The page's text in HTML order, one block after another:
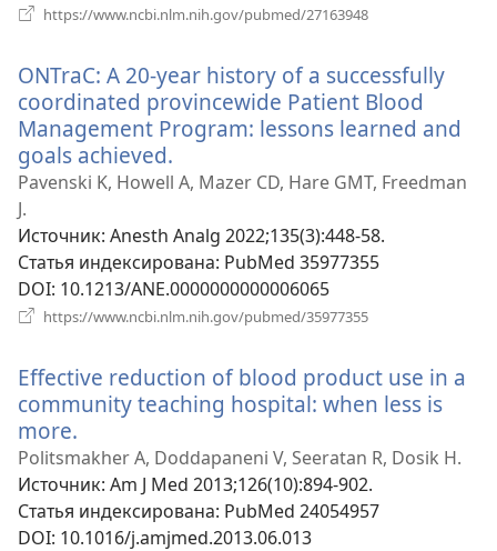
https://www.ncbi.nlm.nih.gov/pubmed/27163948
окне)
ONTraC: A 20-year history of a successfully
coordinated provincewide Patient Blood
Management Program: lessons learned and
goals achieved.
в
окне)
Pavenski K, Howell A, Mazer CD, Hare GMT, Freedman
J.
Источник‎: Anesth Analg 2022;135(3):448-58.
Статья индексирована‎: PubMed 35977355
DOI‎: 10.1213/ANE.0000000000006065
https://www.ncbi.nlm.nih.gov/pubmed/35977355
окне)
Effective reduction of blood product use in a
community teaching hospital: when less is
more.
в
новом
окне)
Politsmakher A, Doddapaneni V, Seeratan R, Dosik H.
Источник‎: Am J Med 2013;126(10):894-902.
Статья индексирована‎: PubMed 24054957
DOI‎: 10.1016/j.amjmed.2013.06.013